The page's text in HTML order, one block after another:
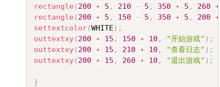
rectangle( 200 + 5 , 210 - 5 , 350 + 5 , 260 +
rectangle( 200 + 5 , 150 - 5 , 350 + 5 , 200 +
settextcolor(WHITE ) ;
outtextxy( 200 + 15 , 150 + 10 , "开始游戏" ) ;
outtextxy( 200 + 15 , 210 + 10 , "查看日志" ) ;
outtextxy( 200 + 15 , 260 + 10 , "退出游戏" ) ;
}